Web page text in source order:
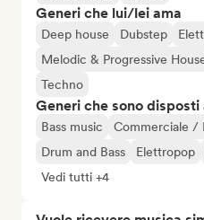
Generi che lui/lei ama
Deep house Dubstep
Melodic & Progressive
Techno
Generi che sono
Bass music Commerciale /
Drum and Bass
Elettropop
Vedi tutti +4